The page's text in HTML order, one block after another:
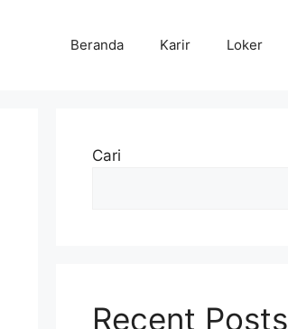
Beranda Karir Loker
Cari
Recent Posts